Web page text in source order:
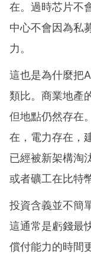
在。過時芯片不
中心不會因為私
力。
這也是為什麼把
類比。商業地產
但地點仍然存在
在，電力存在，
已經被新架構淘
或者礦工在比特
投資含義並不簡
這通常是虧錢最
償付能力的時間